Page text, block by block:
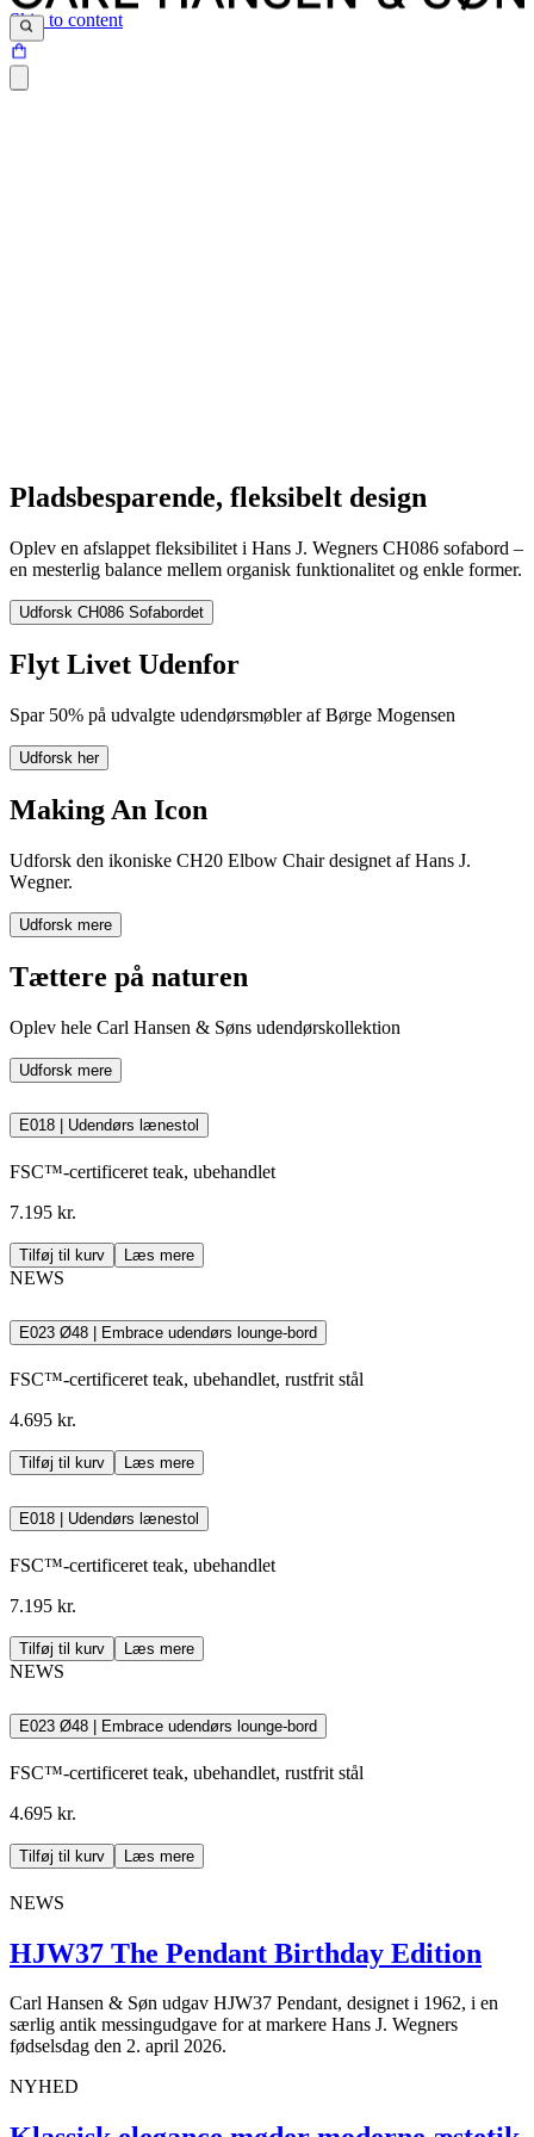
Skip to content
Klassiske Hans J. Wegner-karakteristika i et modulært design. Oplev
fleksibel afslapning i CH280 Sofaen, hvor uovertruffen komfort
indbyder til afslappede samtaler.
Udforsk CH280 Sofaen
Pladsbesparende, fleksibelt design
Oplev en afslappet fleksibilitet i Hans J. Wegners CH086 sofabord –
en mesterlig balance mellem organisk funktionalitet og enkle former.
Udforsk CH086 Sofabordet
Flyt Livet Udenfor
Spar50% på udvalgte udendørsmøbler afBørge Mogensen
Udforsk her
Making An Icon
Udforsk den ikoniske CH20 Elbow Chairdesignet afHans J.
Wegner.
Udforsk mere
Tættere på naturen
Oplev hele Carl Hansen & Søns udendørskollektion
Udforsk mere
E018 | Udendørs lænestol
FSC™-certificeret teak, ubehandlet
7.195 kr.
Tilføj til kurv Læs mere
NEWS
E023 Ø48 | Embrace udendørs lounge-bord
FSC™-certificeret teak, ubehandlet, rustfrit stål
4.695 kr.
Tilføj til kurv Læs mere
E018 | Udendørs lænestol
FSC™-certificeret teak, ubehandlet
7.195 kr.
Tilføj til kurv Læs mere
NEWS
E023 Ø48 | Embrace udendørs lounge-bord
FSC™-certificeret teak, ubehandlet, rustfrit stål
4.695 kr.
Tilføj til kurv Læs mere
NEWS
HJW37 The Pendant Birthday Edition
Carl Hansen & Søn udgav HJW37 Pendant, designet i 1962, i en
særlig antik messingudgave for at markere Hans J. Wegners
fødselsdag den 2. april 2026.
NYHED